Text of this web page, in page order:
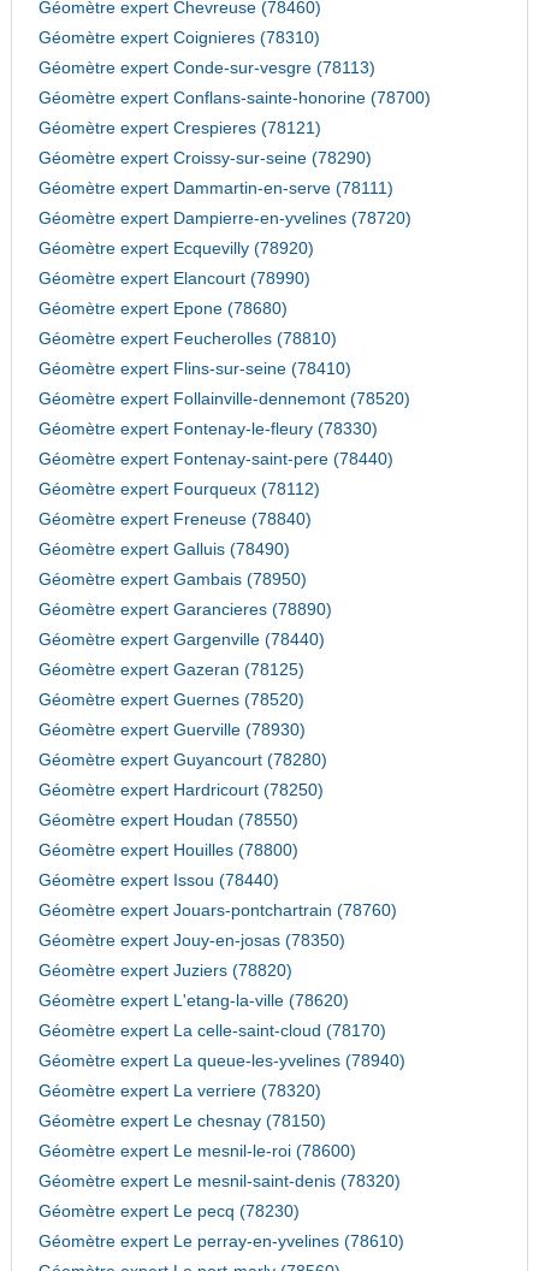
Géomètre expert Chevreuse (78460)
Géomètre expert Coignieres (78310)
Géomètre expert Conde-sur-vesgre (78113)
Géomètre expert Conflans-sainte-honorine (78700)
Géomètre expert Crespieres (78121)
Géomètre expert Croissy-sur-seine (78290)
Géomètre expert Dammartin-en-serve (78111)
Géomètre expert Dampierre-en-yvelines (78720)
Géomètre expert Ecquevilly (78920)
Géomètre expert Elancourt (78990)
Géomètre expert Epone (78680)
Géomètre expert Feucherolles (78810)
Géomètre expert Flins-sur-seine (78410)
Géomètre expert Follainville-dennemont (78520)
Géomètre expert Fontenay-le-fleury (78330)
Géomètre expert Fontenay-saint-pere (78440)
Géomètre expert Fourqueux (78112)
Géomètre expert Freneuse (78840)
Géomètre expert Galluis (78490)
Géomètre expert Gambais (78950)
Géomètre expert Garancieres (78890)
Géomètre expert Gargenville (78440)
Géomètre expert Gazeran (78125)
Géomètre expert Guernes (78520)
Géomètre expert Guerville (78930)
Géomètre expert Guyancourt (78280)
Géomètre expert Hardricourt (78250)
Géomètre expert Houdan (78550)
Géomètre expert Houilles (78800)
Géomètre expert Issou (78440)
Géomètre expert Jouars-pontchartrain (78760)
Géomètre expert Jouy-en-josas (78350)
Géomètre expert Juziers (78820)
Géomètre expert L'etang-la-ville (78620)
Géomètre expert La celle-saint-cloud (78170)
Géomètre expert La queue-les-yvelines (78940)
Géomètre expert La verriere (78320)
Géomètre expert Le chesnay (78150)
Géomètre expert Le mesnil-le-roi (78600)
Géomètre expert Le mesnil-saint-denis (78320)
Géomètre expert Le pecq (78230)
Géomètre expert Le perray-en-yvelines (78610)